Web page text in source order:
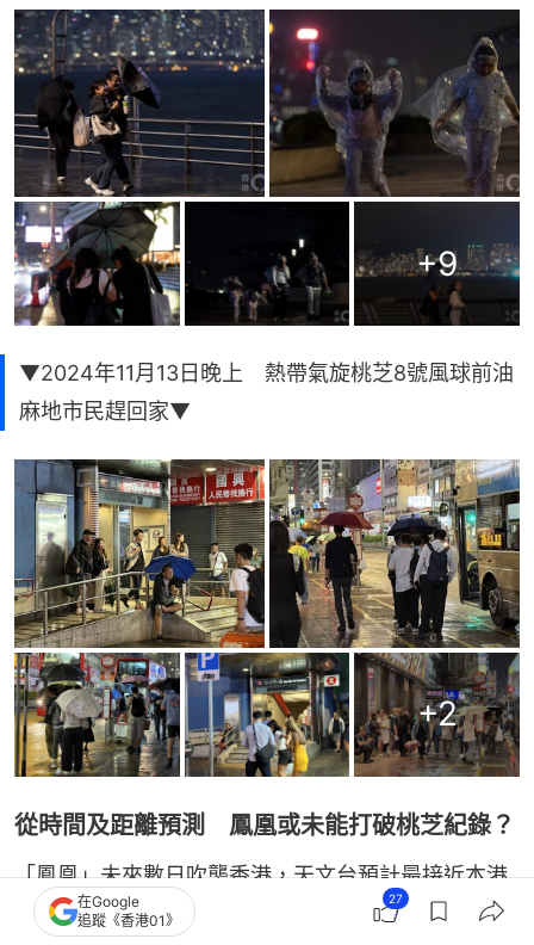
+9
▼2024年11月13日晚上 熱帶氣旋桃芝8號風球前油
麻地市民趕回家▼
+2
從時間及距離預測 鳳凰或未能打破桃芝紀錄？
「鳳凰」未來數日吹襲香港，天文台預計最接近本港
是在星期三，即11月12日，於香港以東400公里左右
在Google
追蹤《香港01》
27